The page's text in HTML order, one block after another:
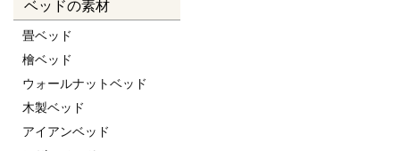
ベッドの素材
畳ベッド
檜ベッド
ウォールナットベッド
木製ベッド
アイアンベッド